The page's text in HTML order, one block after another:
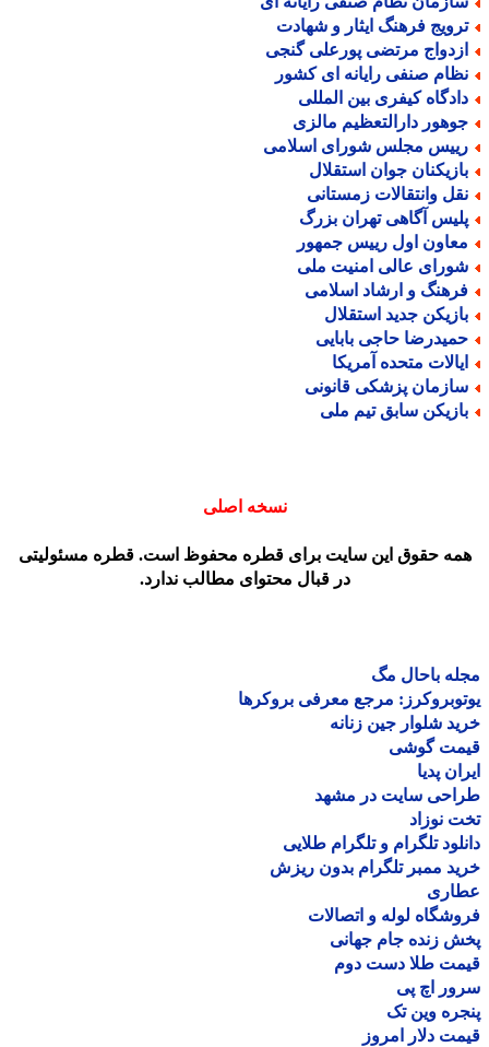
فرهنگ ایثار و شهادت
مرتضی پورعلی گنجی
صنفی رایانه ای کشور
کیفری بین المللی
دارالتعظیم مالزی
مجلس شورای اسلامی
جوان استقلال
وانتقالات زمستانی
آگاهی تهران بزرگ
اول رییس جمهور
عالی امنیت ملی
و ارشاد اسلامی
جدید استقلال
حاجی بابایی
متحده آمریکا
پزشکی قانونی
سابق تیم ملی
نسخه اصلی
حقوق این سایت برای قطره محفوظ است. قطره مسئولیتی
در قبال محتوای مطالب ندارد.
باحال مگ
مرجع معرفی بروکرها
شلوار جین زنانه
گوشی
پدیا
سایت در مشهد
نوزاد
تلگرام و تلگرام طلایی
ممبر تلگرام بدون ریزش
لوله و اتصالات
زنده جام جهانی
طلا دست دوم
اچ پی
وین تک
دلار امروز